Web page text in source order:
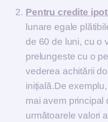
Pentru credite
lunare egale
de 60 de luni, cu o
prelungeste cu o
vederea achitării
inițială.De
mai avem principal
următoarele valori